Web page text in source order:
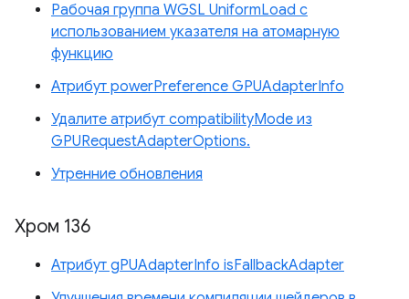
Рабочая группа WGSL UniformLoad с
использованием указателя на атомарную
функцию
Атрибут powerPreference GPUAdapterInfo
Удалите атрибут compatibilityMode из
GPURequestAdapterOptions.
Утренние обновления
Хром 136
Атрибут gPUAdapterInfo isFallbackAdapter